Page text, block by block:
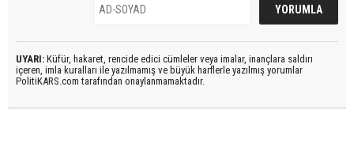
UYARI: Küfür, hakaret, rencide edici cümleler veya imalar, inançlara saldırı
içeren, imla kuralları ile yazılmamış ve büyük harflerle yazılmış yorumlar
PolitiKARS.com tarafından onaylanmamaktadır.